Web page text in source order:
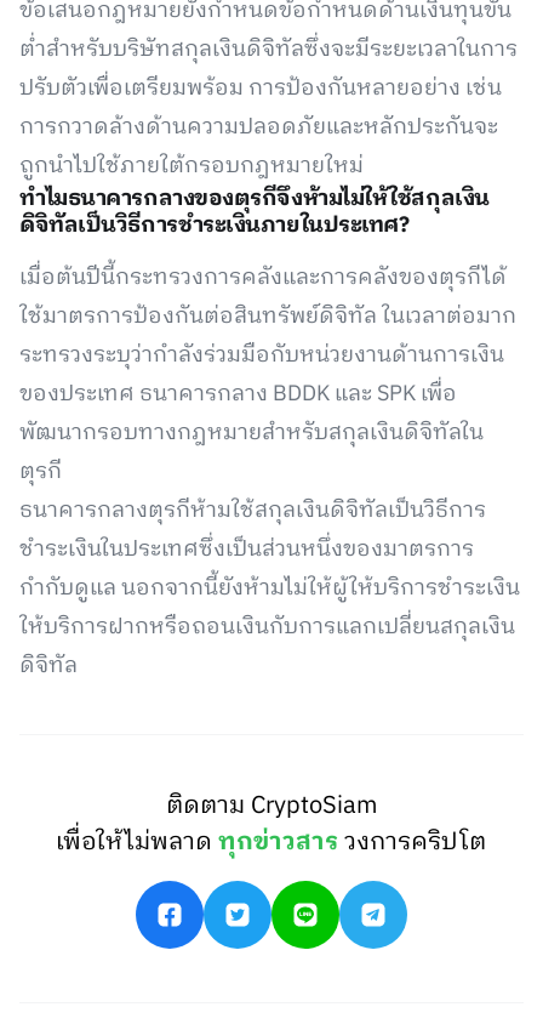
ข้อเสนอกฎหมายยังกำหนดข้อกำหนดด้านเงินทุนขั้น
ต่ำสำหรับบริษัทสกุลเงินดิจิทัลซึ่งจะมีระยะเวลาในการ
ปรับตัวเพื่อเตรียมพร้อม การป้องกันหลายอย่าง เช่น
การกวาดล้างด้านความปลอดภัยและหลักประกันจะ
ถูกนำไปใช้ภายใต้กรอบกฎหมายใหม่
ทำไมธนาคารกลางของตุรกีจึงห้ามไม่ให้ใช้สกุลเงิน
ดิจิทัลเป็นวิธีการชำระเงินภายในประเทศ?
เมื่อต้นปีนี้กระทรวงการคลังและการคลังของตุรกีได้
ใช้มาตรการป้องกันต่อสินทรัพย์ดิจิทัล ในเวลาต่อมาก
ระทรวงระบุว่ากำลังร่วมมือกับหน่วยงานด้านการเงิน
ของประเทศ ธนาคารกลาง BDDK และ SPK เพื่อ
พัฒนากรอบทางกฎหมายสำหรับสกุลเงินดิจิทัลใน
ตุรกี
ธนาคารกลางตุรกีห้ามใช้สกุลเงินดิจิทัลเป็นวิธีการ
ชำระเงินในประเทศซึ่งเป็นส่วนหนึ่งของมาตรการ
กำกับดูแล นอกจากนี้ยังห้ามไม่ให้ผู้ให้บริการชำระเงิน
ให้บริการฝากหรือถอนเงินกับการแลกเปลี่ยนสกุลเงิน
ดิจิทัล
ติดตาม CryptoSiam
เพื่อให้ไม่พลาดทุกข่าวสารวงการคริปโต